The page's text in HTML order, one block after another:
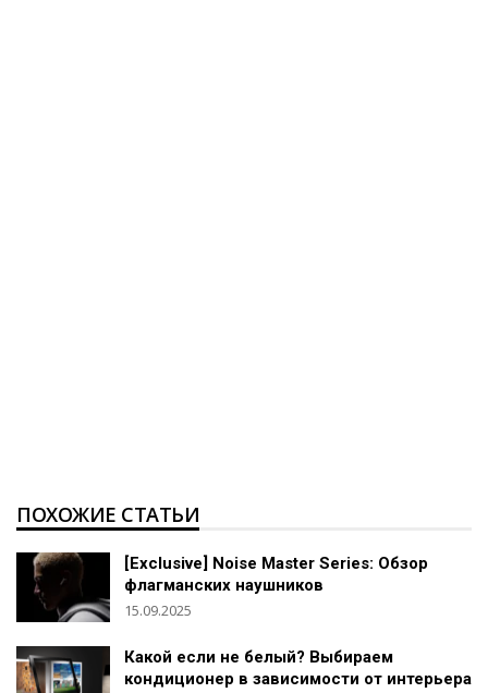
ПОХОЖИЕ СТАТЬИ
[Exclusive] Noise Master Series: Обзор
флагманских наушников
15.09.2025
Какой если не белый? Выбираем
кондиционер в зависимости от интерьера